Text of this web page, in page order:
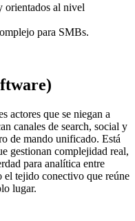
orientados al nivel
para SMBs.
actores que se niegan a
canales de search, social y
de mando unificado. Está
gestionan complejidad real,
para analítica entre
el tejido conectivo que reúne
lugar.